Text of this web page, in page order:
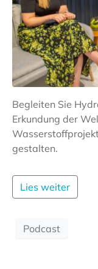
Begleiten Sie
Erkundung der
gestalten.
Lies weiter
Podcast